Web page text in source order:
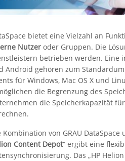
bietet eine Vielzahl an
Nutzer oder Gruppen. Die
betrieben werden. Eine
Android gehören zum
für Windows, Mac OS X und
die Begrenzung des
die Speicherkapazität
Kombination von GRAU
Content Depot“ ergibt eine
Das „HP